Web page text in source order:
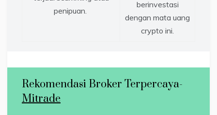
penipuan.
berinvestasi
dengan mata uang
crypto ini.
Rekomendasi Broker Terpercaya-
Mitrade